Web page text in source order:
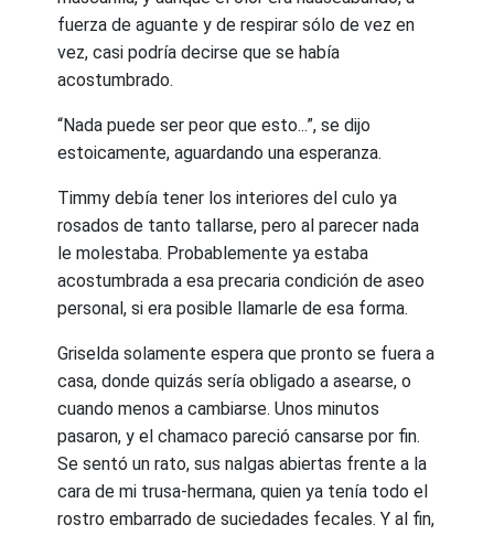
fuerza de aguante y de respirar sólo de vez en
vez, casi podría decirse que se había
acostumbrado.
“Nada puede ser peor que esto...”, se dijo
estoicamente, aguardando una esperanza.
Timmy debía tener los interiores del culo ya
rosados de tanto tallarse, pero al parecer nada
le molestaba. Probablemente ya estaba
acostumbrada a esa precaria condición de aseo
personal, si era posible llamarle de esa forma.
Griselda solamente espera que pronto se fuera a
casa, donde quizás sería obligado a asearse, o
cuando menos a cambiarse. Unos minutos
pasaron, y el chamaco pareció cansarse por fin.
Se sentó un rato, sus nalgas abiertas frente a la
cara de mi trusa-hermana, quien ya tenía todo el
rostro embarrado de suciedades fecales. Y al fin,